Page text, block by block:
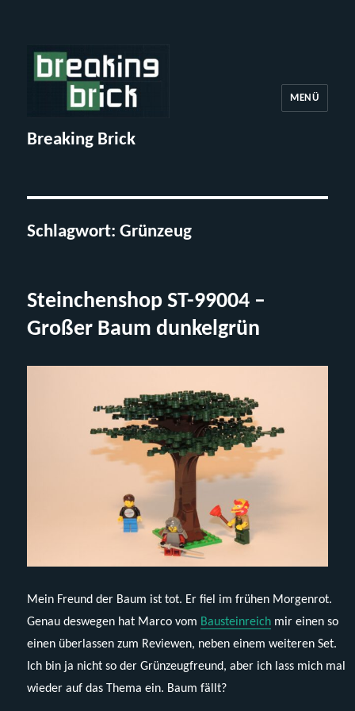
Breaking Brick
MENÜ
Schlagwort:Grünzeug
Steinchenshop ST-99004 –
Großer Baum dunkelgrün
Mein Freund der Baum ist tot. Er fiel im frühen Morgenrot.
Genau deswegen hat Marco vom Bausteinreich mir einen so
einen überlassen zum Reviewen, neben einem weiteren Set.
Ich bin ja nicht so der Grünzeugfreund, aber ich lass mich mal
wieder auf das Thema ein. Baum fällt?